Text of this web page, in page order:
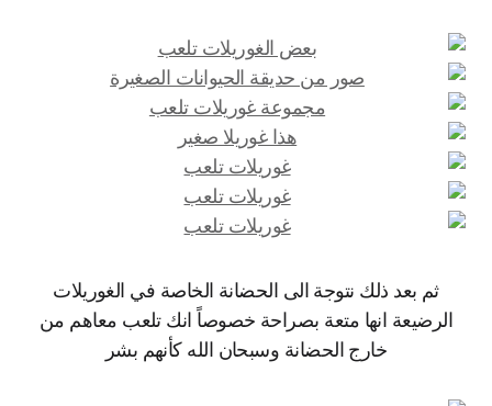
ثم بعد ذلك نتوجة الى الحضانة الخاصة في الغوريلات
الرضيعة انها متعة بصراحة خصوصاً انك تلعب معاهم من
خارج الحضانة وسبحان الله كأنهم بشر